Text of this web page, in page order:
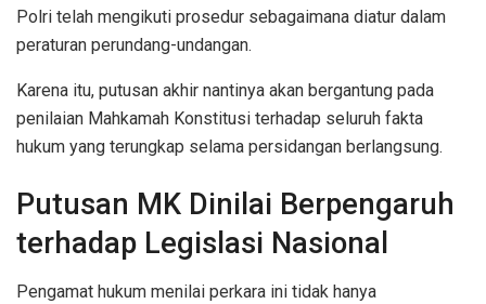
Polri telah mengikuti prosedur sebagaimana diatur dalam
peraturan perundang-undangan.
Karena itu, putusan akhir nantinya akan bergantung pada
penilaian Mahkamah Konstitusi terhadap seluruh fakta
hukum yang terungkap selama persidangan berlangsung.
Putusan MK Dinilai Berpengaruh
terhadap Legislasi Nasional
Pengamat hukum menilai perkara ini tidak hanya